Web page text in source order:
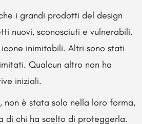
i grandi prodotti del design
nuovi, sconosciuti e vulnerabili.
inimitabili. Altri sono stati
Qualcun altro non ha
iniziali.
non è stata solo nella loro forma,
di chi ha scelto di proteggerla.